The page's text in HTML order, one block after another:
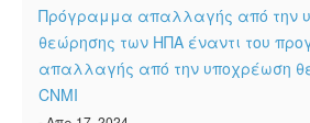
Πρόγραμμα απαλλαγής από την
θεώρησης των ΗΠΑ έναντι του
απαλλαγής από την υποχρέωση
CNMI